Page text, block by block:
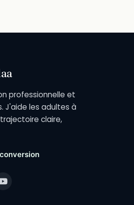
professionnelle et
J'aide les adultes à
claire,